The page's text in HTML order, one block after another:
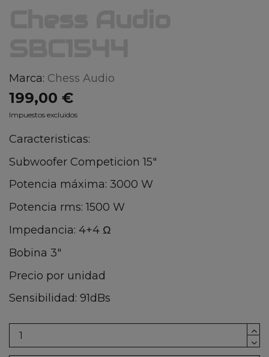
Marca: Chess Audio
199,00 €
Impuestos excluidos
Caracteristicas:
Subwoofer Competicion 15"
Potencia máxima: 3000 W
Potencia rms: 1500 W
Impedancia: 4+4 Ω
Bobina 3"
Precio por unidad
Sensibilidad: 91dBs